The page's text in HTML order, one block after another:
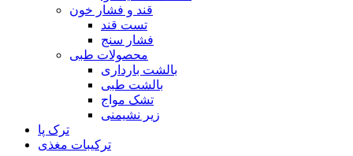
قند و فشار خون
تست قند
فشار سنج
محصولات طبی
بالشت بارداری
بالشت طبی
تشک مواج
زیر نشیمنی
ترک پا
ترکیبات مغذی